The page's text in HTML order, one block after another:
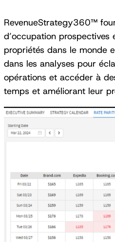
RevenueStrategy360™
d’occupation
propriétés dans le monde
dans les analyses pour
opérations et accéder à
temps et améliorant leur